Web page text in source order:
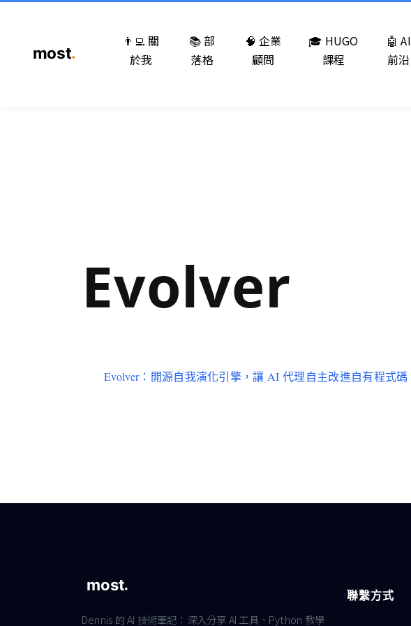
👨‍💻 關
於我
📚 部
落格
🧠 企業
顧問
🎓 HUGO
課程
🤖 AI
前沿
Evolver
Evolver：開源自我演化引擎，讓 AI 代理自主改進自有程式碼
Dennis 的 AI 技術筆記：深入分享 AI 工具、Python 教學
聯繫方式